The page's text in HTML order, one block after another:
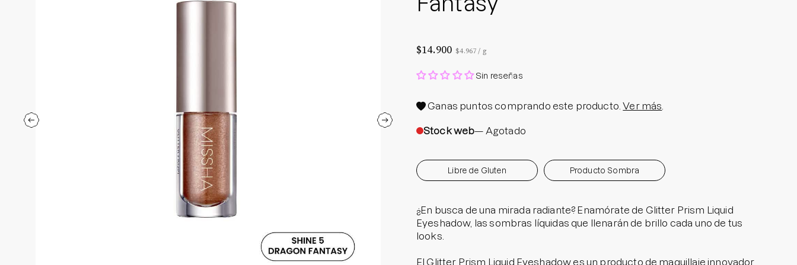
Protector Solar en Barra No.1
Rastrear mi Pedido
$14.900 Precio por unidad
$4.967 /por
g
Sin reseñas
Ganas puntos comprando este producto.Ver más
Stock web— Agotado
Libre de Gluten Producto Sombra
¿En busca de una mirada radiante? Enamórate de Glitter Prism Liquid
Eyeshadow, las sombras líquidas que llenarán de brillo cada uno de tus
looks.
El Glitter Prism Liquid Eyeshadow es un producto de maquillaje innovador